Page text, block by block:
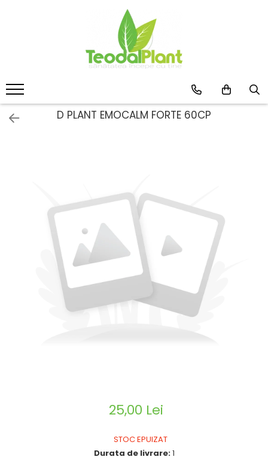
SUPLIMENTE ARTICULATII
SUPLIMENTE TONICE
CREME ANTIINFLAMATOARE-
CIRCULAȚIE
SUPLIMENTE HORMONALE
SUPLIMENTE CARDIO VASCULARE
SUPLIMENTE
HEPATOPROTECTOARE-BILA
SUPLIMENTE MEMORIE SI
SUPLIMENTE POTENȚĂ
SUPLIMENTE COLESTEROL
SUPLIMENTE RĂCEALĂ- APARAT
D PLANT EMOCALM FORTE 60CP
25,00 Lei
STOC EPUIZAT
Durata de livrare:1